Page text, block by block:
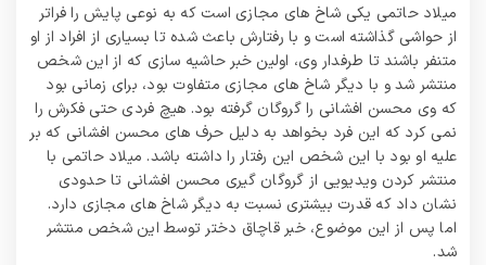
میلاد حاتمی یکی شاخ های مجازی است که به نوعی پایش را فراتر
از حواشی گذاشته است و با رفتارش باعث شده تا بسیاری از افراد از او
متنفر باشند تا طرفدار وی، اولین خبر حاشیه سازی که از این شخص
منتشر شد و با دیگر شاخ های مجازی متفاوت بود، برای زمانی بود
که وی محسن افشانی را گروگان گرفته بود. هیچ فردی حتی فکرش را
نمی کرد که این فرد بخواهد به دلیل حرف های محسن افشانی که بر
علیه او بود با این شخص این رفتار را داشته باشد. میلاد حاتمی با
منتشر کردن ویدیویی از گروگان گیری محسن افشانی تا حدودی
نشان داد که قدرت بیشتری نسبت به دیگر شاخ های مجازی دارد.
اما پس از این موضوع، خبر قاچاق دختر توسط این شخص منتشر
شد.